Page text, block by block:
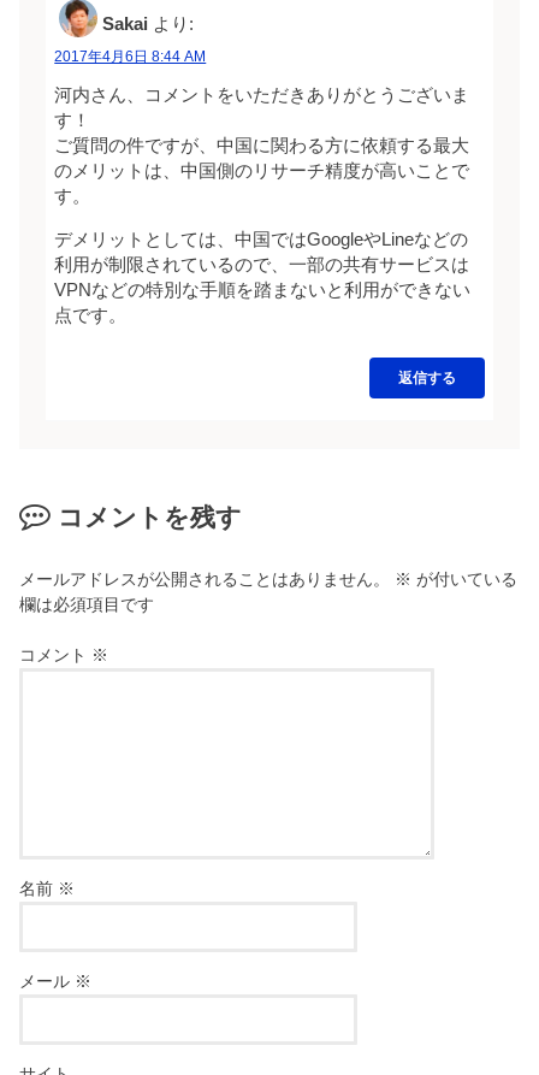
Sakai より:
2017年4月6日 8:44 AM
河内さん、コメントをいただきありがとうございま
す！
ご質問の件ですが、中国に関わる方に依頼する最大
のメリットは、中国側のリサーチ精度が高いことで
す。
デメリットとしては、中国ではGoogleやLineなどの
利用が制限されているので、一部の共有サービスは
VPNなどの特別な手順を踏まないと利用ができない
点です。
返信する
コメントを残す
メールアドレスが公開されることはありません。 ※ が付いている
欄は必須項目です
コメント ※
名前 ※
メール ※